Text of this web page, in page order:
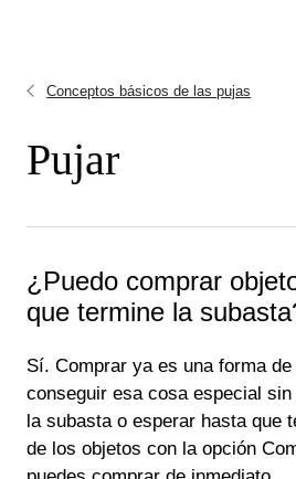
Conceptos básicos de las pujas
Pujar
¿Puedo comprar
que termine la
Sí. Comprar ya es una forma
conseguir esa cosa especial
la subasta o esperar hasta que
de los objetos con la opción